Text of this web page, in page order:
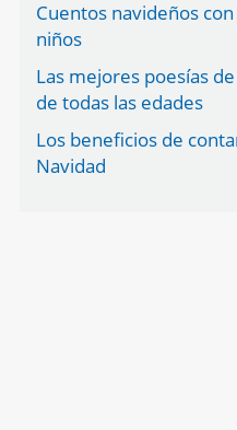
Cuentos navideños
niños
Las mejores poesías
de todas las edades
Los beneficios de
Navidad